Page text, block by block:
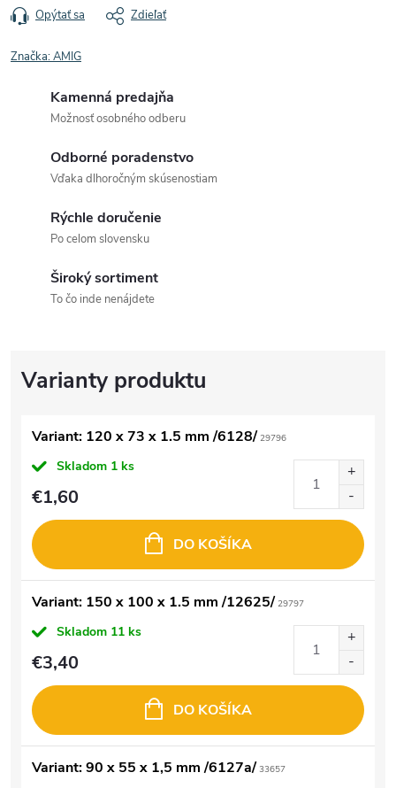
Opýtať sa Zdieľať
Značka:AMIG
Kamenná predajňa
Možnosť osobného odberu
Odborné poradenstvo
Vďaka dlhoročným skúsenostiam
Rýchle doručenie
Po celom slovensku
Široký sortiment
To čo inde nenájdete
Variant: 120 x 73 x 1.5 mm /6128/ 29796
Skladom 1 ks
€1,60
DO KOŠÍKA
Variant: 150 x 100 x 1.5 mm /12625/ 29797
Skladom 11 ks
€3,40
DO KOŠÍKA
Variant: 90 x 55 x 1,5 mm /6127a/ 33657